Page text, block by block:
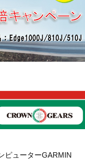
ピューターGARMIN